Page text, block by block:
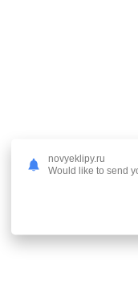
novyeklipy.ru
Would like to send